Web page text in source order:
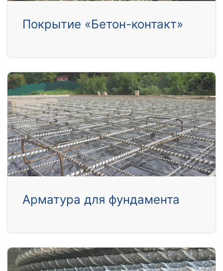
Покрытие «Бетон-контакт»
Арматура для фундамента